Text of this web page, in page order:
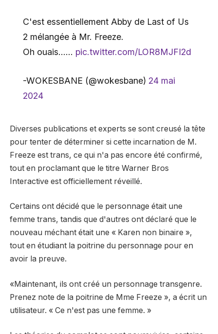
C'est essentiellement Abby de Last of Us
2 mélangée à Mr. Freeze.
Oh ouais…… pic.twitter.com/LOR8MJFI2d
-WOKESBANE (@wokesbane) 24 mai
2024
Diverses publications et experts se sont creusé la tête
pour tenter de déterminer si cette incarnation de M.
Freeze est trans, ce qui n'a pas encore été confirmé,
tout en proclamant que le titre Warner Bros
Interactive est officiellement réveillé.
Certains ont décidé que le personnage était une
femme trans, tandis que d'autres ont déclaré que le
nouveau méchant était une « Karen non binaire »,
tout en étudiant la poitrine du personnage pour en
avoir la preuve.
«Maintenant, ils ont créé un personnage transgenre.
Prenez note de la poitrine de Mme Freeze », a écrit un
utilisateur. « Ce n'est pas une femme. »